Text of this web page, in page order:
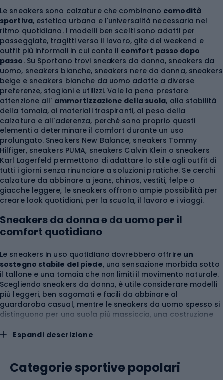
Le sneakers sono calzature che combinano comodità
sportiva, estetica urbana e l'universalità necessaria nel
ritmo quotidiano. I modelli ben scelti sono adatti per
passeggiate, tragitti verso il lavoro, gite del weekend e
outfit più informali in cui conta il comfort passo dopo
passo. Su Sportano trovi sneakers da donna, sneakers da
uomo, sneakers bianche, sneakers nere da donna, sneakers
beige e sneakers bianche da uomo adatte a diverse
preferenze, stagioni e utilizzi. Vale la pena prestare
attenzione all' ammortizzazione della suola, alla stabilità
della tomaia, ai materiali traspiranti, al peso della
calzatura e all'aderenza, perché sono proprio questi
elementi a determinare il comfort durante un uso
prolungato. Sneakers New Balance, sneakers Tommy
Hilfiger, sneakers PUMA, sneakers Calvin Klein o sneakers
Karl Lagerfeld permettono di adattare lo stile agli outfit di
tutti i giorni senza rinunciare a soluzioni pratiche. Se cerchi
calzature da abbinare a jeans, chinos, vestiti, felpe o
giacche leggere, le sneakers offrono ampie possibilità per
creare look quotidiani, per la scuola, il lavoro e i viaggi.
Sneakers da donna e da uomo per il
comfort quotidiano
Le sneakers in uso quotidiano dovrebbero offrire un
sostegno stabile del piede, una sensazione morbida sotto
il tallone e una tomaia che non limiti il movimento naturale.
Scegliendo sneakers da donna, è utile considerare modelli
più leggeri, ben sagomati e facili da abbinare al
guardaroba casual, mentre le sneakers da uomo spesso si
distinguono per una suola più massiccia, una costruzione
entrambi i casi è importante l
pavimento. Per chi cerca la classicità una buona scelta
sono le sneakers bianche, e per le amanti di modelli più
Espandi descrizione
Categorie sportive popolari